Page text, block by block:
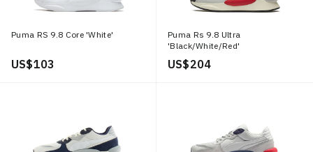
Puma RS 9.8 Core 'White'
US$ 103
Puma Rs 9.8 Ultra
'Black/White/Red'
US$ 204